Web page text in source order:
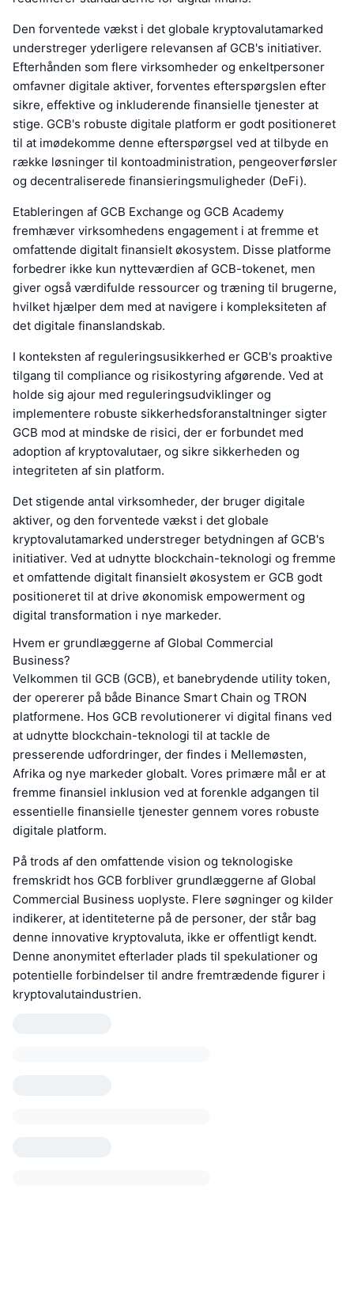
Den forventede vækst i det globale kryptovalutamarked
understreger yderligere relevansen af GCB's initiativer.
Efterhånden som flere virksomheder og enkeltpersoner
omfavner digitale aktiver, forventes efterspørgslen efter
sikre, effektive og inkluderende finansielle tjenester at
stige. GCB's robuste digitale platform er godt positioneret
til at imødekomme denne efterspørgsel ved at tilbyde en
række løsninger til kontoadministration, pengeoverførsler
og decentraliserede finansieringsmuligheder (DeFi).
Etableringen af GCB Exchange og GCB Academy
fremhæver virksomhedens engagement i at fremme et
omfattende digitalt finansielt økosystem. Disse platforme
forbedrer ikke kun nytteværdien af GCB-tokenet, men
giver også værdifulde ressourcer og træning til brugerne,
hvilket hjælper dem med at navigere i kompleksiteten af
det digitale finanslandskab.
I konteksten af reguleringsusikkerhed er GCB's proaktive
tilgang til compliance og risikostyring afgørende. Ved at
holde sig ajour med reguleringsudviklinger og
implementere robuste sikkerhedsforanstaltninger sigter
GCB mod at mindske de risici, der er forbundet med
adoption af kryptovalutaer, og sikre sikkerheden og
integriteten af sin platform.
Det stigende antal virksomheder, der bruger digitale
aktiver, og den forventede vækst i det globale
kryptovalutamarked understreger betydningen af GCB's
initiativer. Ved at udnytte blockchain-teknologi og fremme
et omfattende digitalt finansielt økosystem er GCB godt
positioneret til at drive økonomisk empowerment og
digital transformation i nye markeder.
Hvem er grundlæggerne af Global Commercial
Business?
Velkommen til GCB (GCB), et banebrydende utility token,
der opererer på både Binance Smart Chain og TRON
platformene. Hos GCB revolutionerer vi digital finans ved
at udnytte blockchain-teknologi til at tackle de
presserende udfordringer, der findes i Mellemøsten,
Afrika og nye markeder globalt. Vores primære mål er at
fremme finansiel inklusion ved at forenkle adgangen til
essentielle finansielle tjenester gennem vores robuste
digitale platform.
På trods af den omfattende vision og teknologiske
fremskridt hos GCB forbliver grundlæggerne af Global
Commercial Business uoplyste. Flere søgninger og kilder
indikerer, at identiteterne på de personer, der står bag
denne innovative kryptovaluta, ikke er offentligt kendt.
Denne anonymitet efterlader plads til spekulationer og
potentielle forbindelser til andre fremtrædende figurer i
kryptovalutaindustrien.